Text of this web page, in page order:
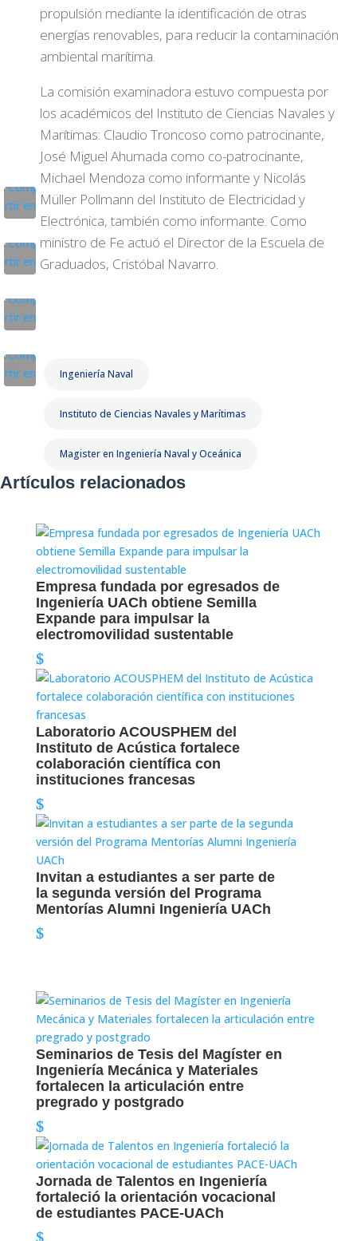
propulsión mediante la identificación de otras
energías renovables, para reducir la contaminación
ambiental marítima.
La comisión examinadora estuvo compuesta por
los académicos del Instituto de Ciencias Navales y
Marítimas: Claudio Troncoso como patrocinante,
José Miguel Ahumada como co-patrocinante,
Michael Mendoza como informante y Nicolás
Müller Pollmann del Instituto de Electricidad y
Electrónica, también como informante. Como
ministro de Fe actuó el Director de la Escuela de
Graduados, Cristóbal Navarro.
Ingeniería Naval
Instituto de Ciencias Navales y Marítimas
Magister en Ingeniería Naval y Oceánica
Artículos relacionados
Empresa fundada por egresados de
Ingeniería UACh obtiene Semilla
Expande para impulsar la
electromovilidad sustentable
Laboratorio ACOUSPHEM del
Instituto de Acústica fortalece
colaboración científica con
instituciones francesas
Invitan a estudiantes a ser parte de
la segunda versión del Programa
Mentorías Alumni Ingeniería UACh
Seminarios de Tesis del Magíster en
Ingeniería Mecánica y Materiales
fortalecen la articulación entre
pregrado y postgrado
Jornada de Talentos en Ingeniería
fortaleció la orientación vocacional
de estudiantes PACE-UACh